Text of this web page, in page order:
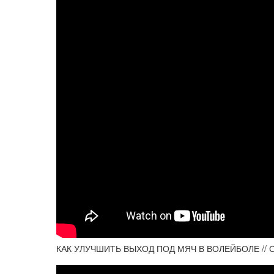
КАК УЛУЧШИТЬ ВЫХОД ПОД МЯЧ В ВОЛЕЙБОЛЕ //